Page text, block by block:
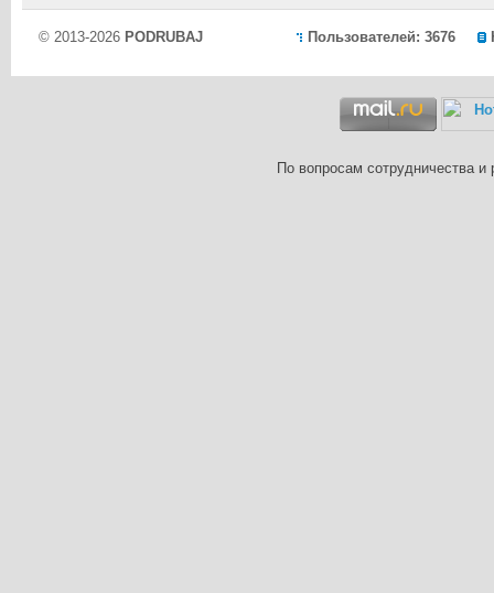
Пользователей: 3676
© 2013-2026 PODRUBAJ
По вопросам сотрудничества